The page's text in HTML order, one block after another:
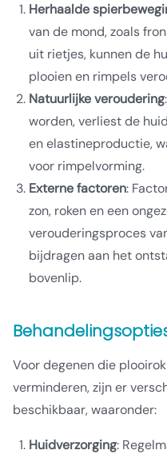
Herhaalde
van de mond, zoals
uit rietjes, kunnen de
plooien en rimpels
Natuurlijke veroudering
worden, verliest de
en elastineproductie,
voor rimpelvorming.
Externe factoren:
zon, roken en een
verouderingsproces
bijdragen aan het
bovenlip.
Voor degenen die
verminderen, zijn er
beschikbaar, waaronder:
Huidverzorging: